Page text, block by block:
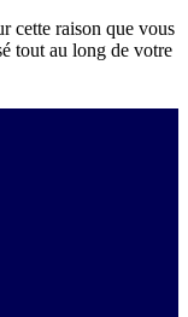
cette raison que vous
tout au long de votre